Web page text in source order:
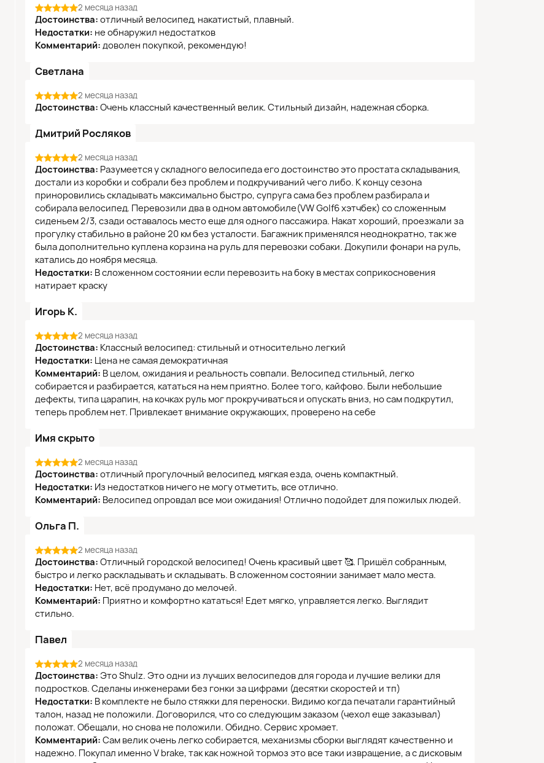
2 месяца назад
Достоинства: отличный велосипед, накатистый, плавный.
Недостатки: не обнаружил недостатков
Комментарий: доволен покупкой, рекомендую!
Светлана
2 месяца назад
Достоинства: Очень классный качественный велик. Стильный дизайн, надежная сборка.
Дмитрий Росляков
2 месяца назад
Достоинства: Разумеется у складного велосипеда его достоинство это простата складывания,
достали из коробки и собрали без проблем и подкручиваний чего либо. К концу сезона
приноровились складывать максимально быстро, супруга сама без проблем разбирала и
собирала велосипед. Перевозили два в одном автомобиле(VW Golf6 хэтчбек) со сложенным
сиденьем 2/3, сзади оставалось место еще для одного пассажира. Накат хороший, проезжали за
прогулку стабильно в районе 20 км без усталости. Багажник применялся неоднократно, так же
была дополнительно куплена корзина на руль для перевозки собаки. Докупили фонари на руль,
катались до ноября месяца.
Недостатки: В сложенном состоянии если перевозить на боку в местах соприкосновения
натирает краску
Игорь К.
2 месяца назад
Достоинства: Классный велосипед: стильный и относительно легкий
Недостатки: Цена не самая демократичная
Комментарий: В целом, ожидания и реальность совпали. Велосипед стильный, легко
собирается и разбирается, кататься на нем приятно. Более того, кайфово. Были небольшие
дефекты, типа царапин, на кочках руль мог прокручиваться и опускать вниз, но сам подкрутил,
теперь проблем нет. Привлекает внимание окружающих, проверено на себе
Имя скрыто
2 месяца назад
Достоинства: отличный прогулочный велосипед, мягкая езда, очень компактный.
Недостатки: Из недостатков ничего не могу отметить, все отлично.
Комментарий: Велосипед опровдал все мои ожидания! Отлично подойдет для пожилых людей.
Ольга П.
2 месяца назад
Достоинства: Отличный городской велосипед! Очень красивый цвет 🥰. Пришёл собранным,
быстро и легко раскладывать и складывать. В сложенном состоянии занимает мало места.
Недостатки: Нет, всё продумано до мелочей.
Комментарий: Приятно и комфортно кататься! Едет мягко, управляется легко. Выглядит
стильно.
Павел
2 месяца назад
Достоинства: Это Shulz. Это одни из лучших велосипедов для города и лучшие велики для
подростков. Сделаны инженерами без гонки за цифрами (десятки скоростей и тп)
Недостатки: В комплекте не было стяжки для переноски. Видимо когда печатали гарантийный
талон, назад не положили. Договорился, что со следующим заказом (чехол еще заказывал)
положат. Обещали, но снова не положили. Обидно. Сервис хромает.
Комментарий: Сам велик очень легко собирается, механизмы сборки выглядят качественно и
надежно. Покупал именно V brake, так как ножной тормоз это все таки извращение, а с дисковым